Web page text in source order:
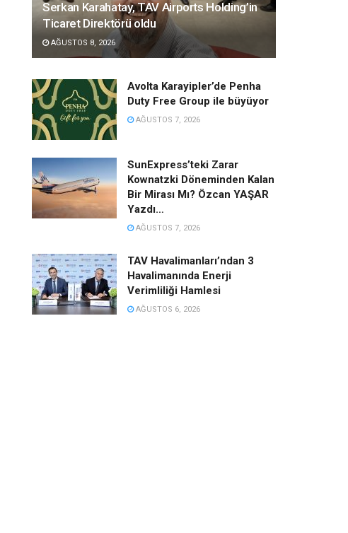
Serkan Karahatay, TAV Airports Holding’in
Ticaret Direktörü oldu
AĞUSTOS 8, 2026
Avolta Karayipler’de Penha
Duty Free Group ile büyüyor
AĞUSTOS 7, 2026
SunExpress’teki Zarar
Kownatzki Döneminden Kalan
Bir Mirası Mı? Özcan YAŞAR
Yazdı…
AĞUSTOS 7, 2026
TAV Havalimanları’ndan 3
Havalimanında Enerji
Verimliliği Hamlesi
AĞUSTOS 6, 2026